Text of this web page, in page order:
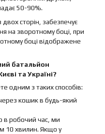
50-90%.
сторін, забезпечує
на зворотному боці, при
боці відображене
батальйон
та Україні?
одним з таких способів:
кошик в будь-який
в робочий час, ми
10 хвилин. Якщо у